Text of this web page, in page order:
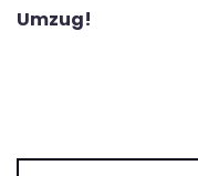
Umzug!